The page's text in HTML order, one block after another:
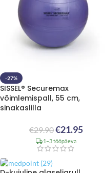
-27%
SISSEL® Securemax
võimlemispall, 55 cm,
sinakaslilla
€29.90€21.95
1–3 tööpäeva